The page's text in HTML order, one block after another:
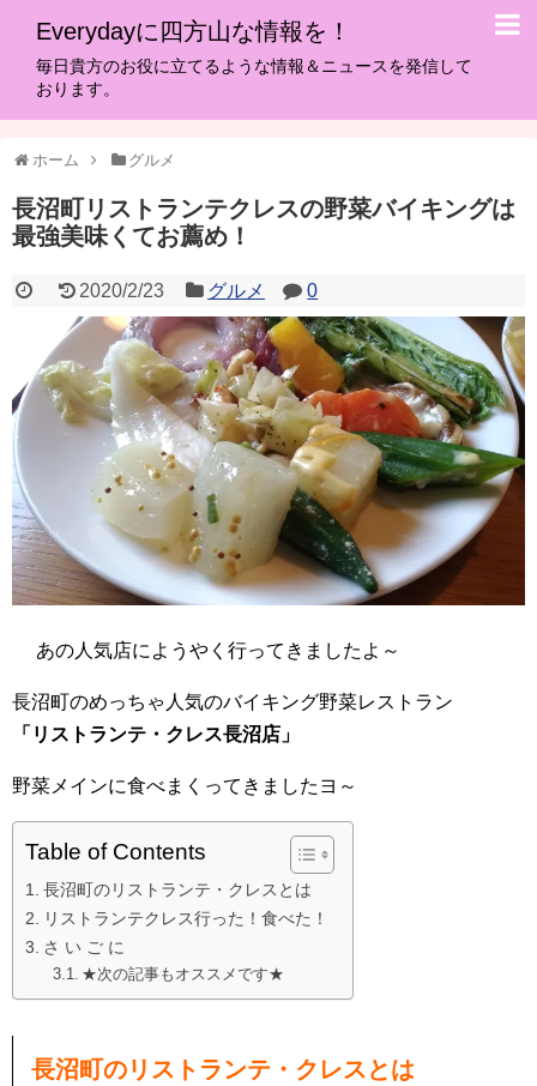
Everydayに四方山な情報を！
毎日貴方のお役に立てるような情報＆ニュースを発信して
おります。
ホーム グルメ
長沼町リストランテクレスの野菜バイキングは
最強美味くてお薦め！
2020/2/23 グルメ 0
あの人気店にようやく行ってきましたよ～
長沼町のめっちゃ人気のバイキング野菜レストラン
「リストランテ・クレス長沼店」
野菜メインに食べまくってきましたヨ～
Table of Contents
長沼町のリストランテ・クレスとは
リストランテクレス行った！食べた！
さ い ご に
★次の記事もオススメです★
長沼町のリストランテ・クレスとは